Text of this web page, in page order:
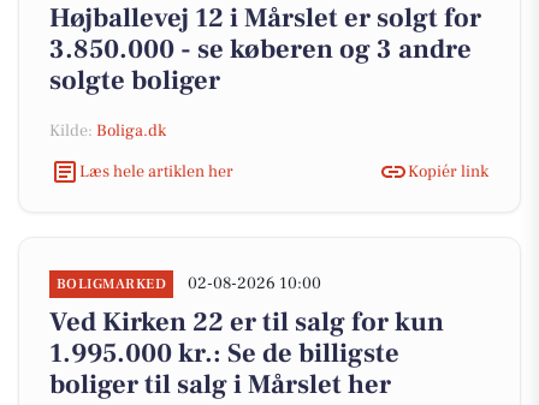
Højballevej 12 i Mårslet er solgt for
3.850.000 - se køberen og 3 andre
solgte boliger
Kilde: Boliga.dk
Læs hele artiklen her
Kopiér link
BOLIGMARKED 02-08-2026 10:00
Ved Kirken 22 er til salg for kun
1.995.000 kr.: Se de billigste
boliger til salg i Mårslet her